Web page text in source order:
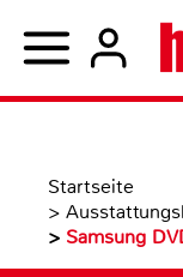
Startseite
>
> Samsung